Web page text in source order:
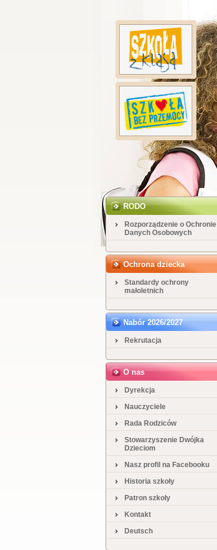
RODO
Rozporządzenie o Ochronie
Danych Osobowych
Ochrona dziecka
Standardy ochrony
małoletnich
Nabór 2026/2027
Rekrutacja
O nas
Dyrekcja
Nauczyciele
Rada Rodziców
Stowarzyszenie Dwójka
Dzieciom
Nasz profil na Facebooku
Historia szkoły
Patron szkoły
Kontakt
Deutsch